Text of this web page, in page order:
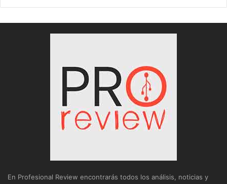
En Profesional Review encontrarás todos los análisis, noticias y